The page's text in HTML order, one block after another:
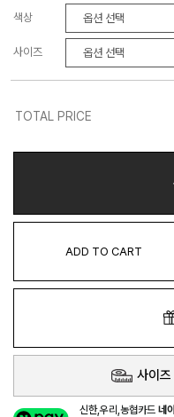
색상
사이즈
TOTAL PRICE
ADD TO CART
사이
신한,우리,농협카드네